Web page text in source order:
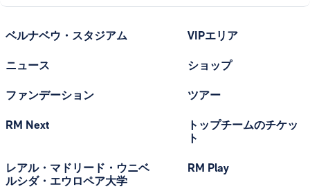
ベルナベウ・スタジアム
ニュース
ファンデーション
RM Next
レアル・マドリード・ウニベ
ルシダ・エウロペア大学
VIPエリア
ショップ
ツアー
トップチームのチケッ
ト
RM Play